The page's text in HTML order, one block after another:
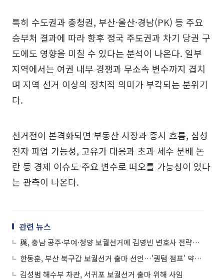
특히 수도권과 충청권, 부산·울산·경남(PK) 등 주요
승부처 결과에 따라 향후 정국 주도권과 차기 당권 구
도에도 영향을 미칠 수 있다는 분석이 나온다. 일부
지역에서는 여권 내부 경쟁과 무소속 변수까지 겹치
며 지역 선거 이상의 정치적 의미가 부각되는 분위기
다.
선거전이 본격화되면 부동산 시장과 증시 흐름, 삼성
전자 파업 가능성, 고유가 대응과 초과 세수 분배 논
란 등 경제 이슈도 주요 변수로 떠오를 가능성이 있다
는 관측이 나온다.
관련 뉴스
與, 충남 공주·부여·청양 보궐선거에 김영빈 변호사 전략공천
한동훈, 부산 북구갑 보궐선거 출마 선언…'퀀텀 점프' 약속에 강한 의지 표명
김성범 해수부 차관, 서귀포 보궐선거 출마 위해 사임